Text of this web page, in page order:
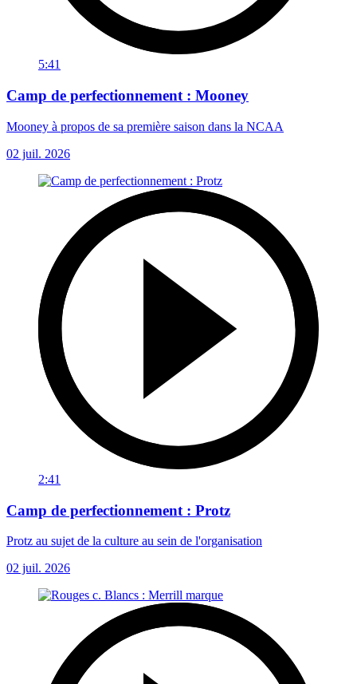
5:41
Camp de perfectionnement : Mooney
Mooney à propos de sa première saison dans la NCAA
02 juil. 2026
2:41
Camp de perfectionnement : Protz
Protz au sujet de la culture au sein de l'organisation
02 juil. 2026